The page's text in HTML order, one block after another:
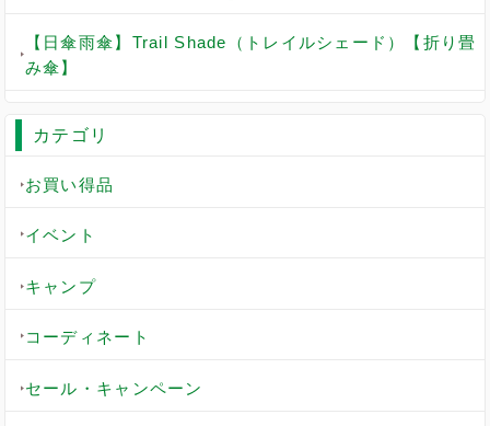
【日傘雨傘】Trail Shade（トレイルシェード）【折り畳
み傘】
カテゴリ
お買い得品
イベント
キャンプ
コーディネート
セール・キャンペーン